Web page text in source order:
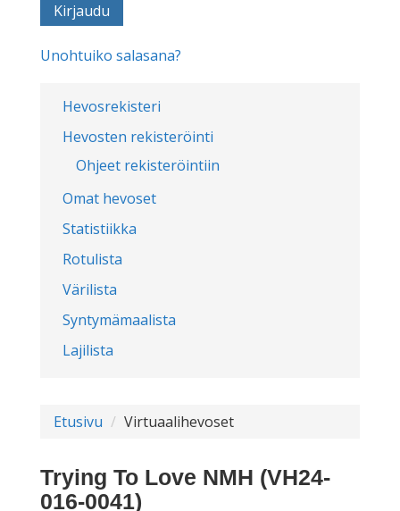
Hevosrekisteri
Hevosten rekisteröinti
Ohjeet rekisteröintiin
Omat hevoset
Statistiikka
Rotulista
Värilista
Syntymämaalista
Lajilista
Unohtuiko salasana?
Etusivu Virtuaalihevoset
Trying To Love NMH (VH24-
016-0041)